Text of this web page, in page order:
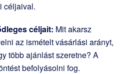
céljaival.
céljait: Mit akarsz
az ismételt vásárlási arányt,
több ajánlást szeretne? A
befolyásolni fog.